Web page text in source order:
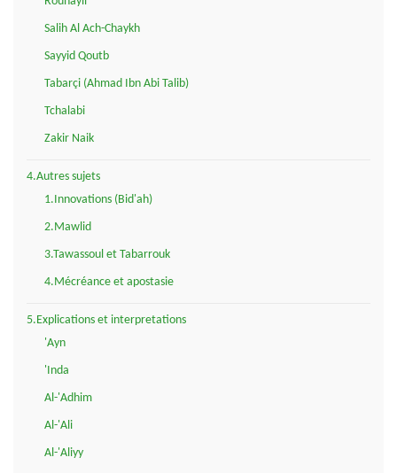
Salih Al Ach-Chaykh
Sayyid Qoutb
Tabarçi (Ahmad Ibn Abi Talib)
Tchalabi
Zakir Naik
4.Autres sujets
1.Innovations (Bid'ah)
2.Mawlid
3.Tawassoul et Tabarrouk
4.Mécréance et apostasie
5.Explications et interpretations
'Ayn
'Inda
Al-'Adhim
Al-'Ali
Al-'Aliyy